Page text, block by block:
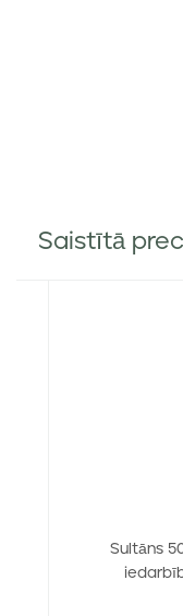
Saistītā
Sultāns